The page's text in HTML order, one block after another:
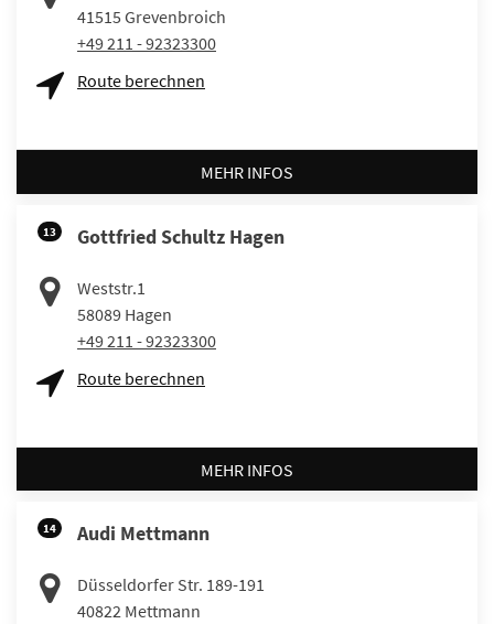
41515 Grevenbroich
+49 211 - 92323300
Route berechnen
MEHR INFOS
13 Gottfried Schultz Hagen
Weststr.1
58089 Hagen
+49 211 - 92323300
Route berechnen
MEHR INFOS
14 Audi Mettmann
Düsseldorfer Str. 189-191
40822 Mettmann